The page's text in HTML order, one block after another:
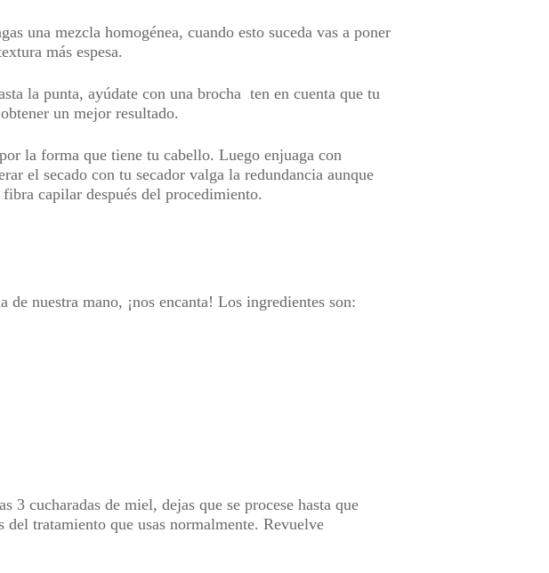
una mezcla homogénea, cuando esto suceda vas a poner
más espesa.
la punta, ayúdate con una brocha ten en cuenta que tu
un mejor resultado.
la forma que tiene tu cabello. Luego enjuaga con
el secado con tu secador valga la redundancia aunque
capilar después del procedimiento.
de nuestra mano, ¡nos encanta! Los ingredientes son:
3 cucharadas de miel, dejas que se procese hasta que
del tratamiento que usas normalmente. Revuelve